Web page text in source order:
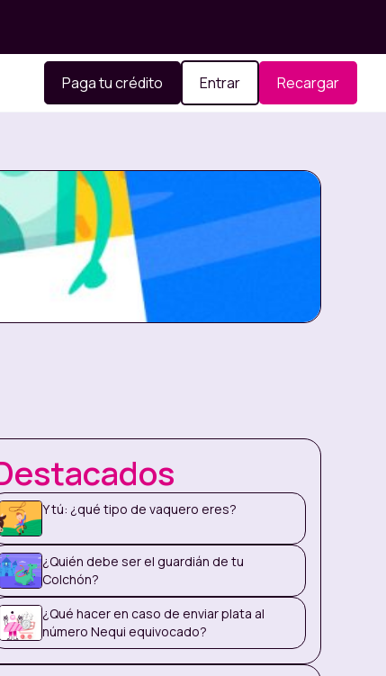
Paga tu crédito Entrar Recargar
Y tú: ¿qué tipo de vaquero eres?
¿Quién debe ser el guardián de tu
Colchón?
¿Qué hacer en caso de enviar plata al
número Nequi equivocado?